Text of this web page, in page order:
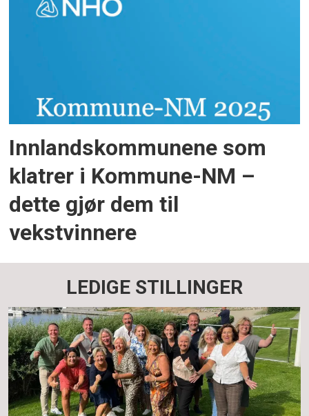
Innlandskommunene som
klatrer i Kommune-NM –
dette gjør dem til
vekstvinnere
LEDIGE STILLINGER